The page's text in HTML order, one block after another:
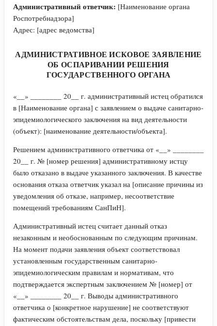
Административный ответчик: [Наименование органа
Роспотребнадзора]
Адрес: [адрес ведомства]
АДМИНИСТРАТИВНОЕ ИСКОВОЕ ЗАЯВЛЕНИЕ
ОБ ОСПАРИВАНИИ РЕШЕНИЯ
ГОСУДАРСТВЕННОГО ОРГАНА
«__» ________ 20__ г. административный истец обратился
в [Наименование органа] с заявлением о выдаче санитарно-
эпидемиологического заключения на вид деятельности
(объект): [наименование деятельности/объекта].
Решением административного ответчика от «__» ________
20__ г. № [номер решения] административному истцу
было отказано в выдаче указанного заключения. В качестве
основания отказа ответчик указал на [описание причины из
уведомления об отказе, например, несоответствие
помещений требованиям СанПиН].
Административный истец считает данный отказ
незаконным и необоснованным по следующим причинам.
На момент подачи заявления объект соответствовал
установленным государственным санитарно-
эпидемиологическим правилам и нормативам, что
подтверждается экспертным заключением № [номер] от
«__» ________ 20__ г. Выводы административного
ответчика о [конкретное нарушение] не соответствуют
фактическим обстоятельствам дела, поскольку [привести